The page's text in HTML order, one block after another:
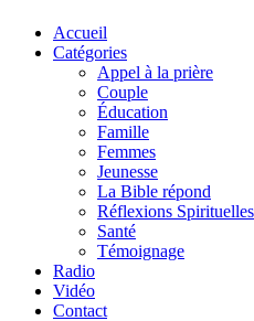
Accueil
Catégories
Appel à la prière
Couple
Éducation
Famille
Femmes
Jeunesse
La Bible répond
Réflexions Spirituelles
Santé
Témoignage
Radio
Vidéo
Contact